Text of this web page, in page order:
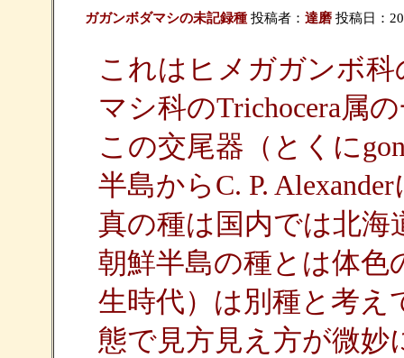
ガガンボダマシの未記録種投稿者： 達磨 投稿日：
これはヒメガガンボ科
マシ科のTrichocera属
この交尾器（とくに
半島からC. P.
真の種は国内では北
朝鮮半島の種とは体色
生時代）は別種と考え
態で見方見え方が微妙